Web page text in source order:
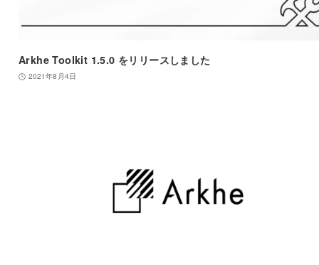
Arkhe Toolkit 1.5.0 をリリースしました
2021年8月4日